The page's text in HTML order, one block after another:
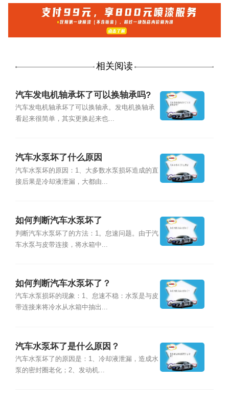
相关阅读
汽车发电机轴承坏了可以换轴承吗?
汽车发电机轴承坏了可以换轴承。发电机换轴承
看起来很简单，其实更换起来也...
汽车水泵坏了什么原因
汽车水泵坏的原因：1、大多数水泵损坏造成的直
接后果是冷却液泄漏，大都由...
如何判断汽车水泵坏了
判断汽车水泵坏了的方法：1。怠速问题。由于汽
车水泵与皮带连接，将水箱中...
如何判断汽车水泵坏了？
汽车水泵损坏的现象：1、怠速不稳：水泵是与皮
带连接来将冷水从水箱中抽出...
汽车水泵坏了是什么原因？
汽车水泵坏了的原因是：1、冷却液泄漏，造成水
泵的密封圈老化；2、发动机...